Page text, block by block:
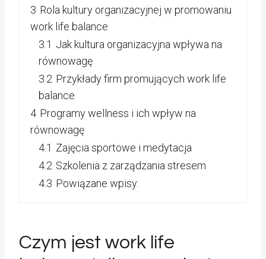
3 Rola kultury organizacyjnej w promowaniu
work life balance
3.1 Jak kultura organizacyjna wpływa na
równowagę
3.2 Przykłady firm promujących work life
balance
4 Programy wellness i ich wpływ na
równowagę
4.1 Zajęcia sportowe i medytacja
4.2 Szkolenia z zarządzania stresem
4.3 Powiązane wpisy:
Czym jest work life